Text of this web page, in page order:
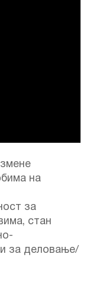
на
за
стан
и за деловање/